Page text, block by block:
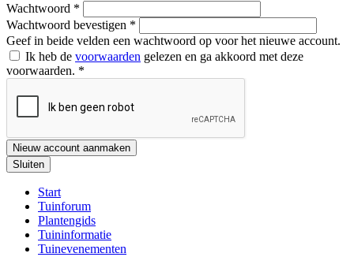
Wachtwoord *
Wachtwoord bevestigen *
Geef in beide velden een wachtwoord op voor het nieuwe account.
Ik heb de voorwaarden gelezen en ga akkoord met deze
voorwaarden. *
Nieuw account aanmaken
Sluiten
Start
Tuinforum
Plantengids
Tuininformatie
Tuinevenementen